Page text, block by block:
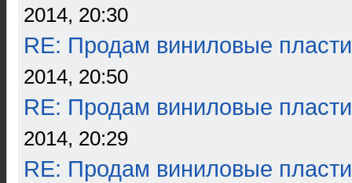
2014, 20:30
RE: Продам виниловые
2014, 20:50
RE: Продам виниловые
2014, 20:29
RE: Продам виниловые